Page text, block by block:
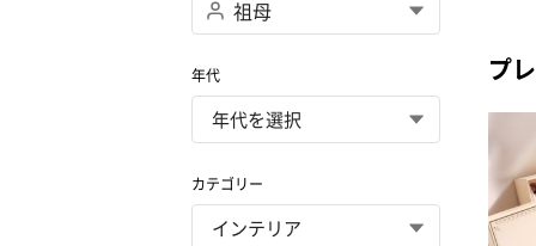
年代
カテゴリー
プ